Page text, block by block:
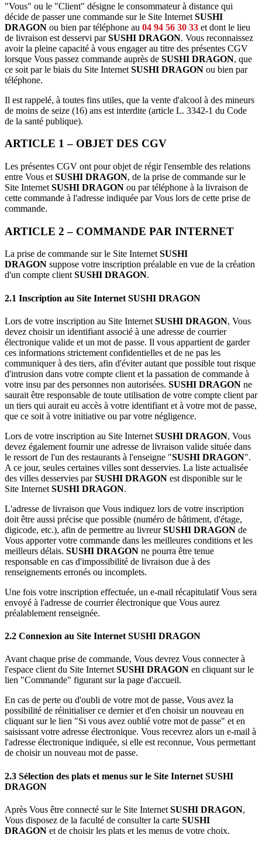
"Vous" ou le "Client" désigne le consommateur à distance qui
décide de passer une commande sur le Site Internet SUSHI
DRAGON ou bien par téléphone au 04 94 56 30 33 et dont le lieu
de livraison est desservi parSUSHI DRAGON. Vous reconnaissez
avoir la pleine capacité à vous engager au titre des présentes CGV
lorsque Vous passez commande auprès de SUSHI DRAGON, que
ce soit par le biais du Site Internet SUSHI DRAGON ou bien par
téléphone.
Il est rappelé, à toutes fins utiles, que la vente d'alcool à des mineurs
de moins de seize (16) ans est interdite (article L. 3342-1 du Code
de la santé publique).
ARTICLE 1 – OBJET DES CGV
Les présentes CGV ont pour objet de régir l'ensemble des relations
entre Vous et SUSHI DRAGON, de la prise de commande sur le
Site Internet SUSHI DRAGON ou par téléphone à la livraison de
cette commande à l'adresse indiquée par Vous lors de cette prise de
commande.
ARTICLE 2 – COMMANDE PAR INTERNET
La prise de commande sur le Site InternetSUSHI
DRAGON suppose votre inscription préalable en vue de la création
d'un compte clientSUSHI DRAGON.
2.1 Inscription au Site Internet SUSHI DRAGON
Lors de votre inscription au Site Internet SUSHI DRAGON, Vous
devez choisir un identifiant associé à une adresse de courrier
électronique valide et un mot de passe. Il vous appartient de garder
ces informations strictement confidentielles et de ne pas les
communiquer à des tiers, afin d'éviter autant que possible tout risque
d'intrusion dans votre compte client et la passation de commande à
votre insu par des personnes non autorisées. SUSHI DRAGON ne
saurait être responsable de toute utilisation de votre compte client par
un tiers qui aurait eu accès à votre identifiant et à votre mot de passe,
que ce soit à votre initiative ou par votre négligence.
Lors de votre inscription au Site Internet SUSHI DRAGON, Vous
devez également fournir une adresse de livraison valide située dans
le ressort de l'un des restaurants à l'enseigne "SUSHI DRAGON".
A ce jour, seules certaines villes sont desservies. La liste actualisée
des villes desservies parSUSHI DRAGON est disponible sur le
Site Internet SUSHI DRAGON.
L'adresse de livraison que Vous indiquez lors de votre inscription
doit être aussi précise que possible (numéro de bâtiment, d'étage,
digicode, etc.), afin de permettre au livreurSUSHI DRAGON de
Vous apporter votre commande dans les meilleures conditions et les
meilleurs délais. SUSHI DRAGON ne pourra être tenue
responsable en cas d'impossibilité de livraison due à des
renseignements erronés ou incomplets.
Une fois votre inscription effectuée, un e-mail récapitulatif Vous sera
envoyé à l'adresse de courrier électronique que Vous aurez
préalablement renseignée.
2.2 Connexion au Site Internet SUSHI DRAGON
Avant chaque prise de commande, Vous devrez Vous connecter à
l'espace client du Site InternetSUSHI DRAGON en cliquant sur le
lien "Commande" figurant sur la page d'accueil.
En cas de perte ou d'oubli de votre mot de passe, Vous avez la
possibilité de réinitialiser ce dernier et d'en choisir un nouveau en
cliquant sur le lien "Si vous avez oublié votre mot de passe" et en
saisissant votre adresse électronique. Vous recevrez alors un e-mail à
l'adresse électronique indiquée, si elle est reconnue, Vous permettant
de choisir un nouveau mot de passe.
2.3 Sélection des plats et menus sur le Site Internet SUSHI
DRAGON
Après Vous être connecté sur le Site Internet SUSHI DRAGON,
Vous disposez de la faculté de consulter la carte SUSHI
DRAGON et de choisir les plats et les menus de votre choix.